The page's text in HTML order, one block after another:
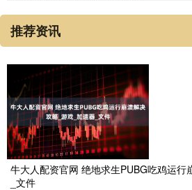
推荐资讯
牛大人配资官网 绝地求生PUBG吃鸡运行
_文件